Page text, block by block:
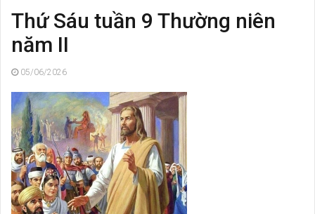
Thứ Sáu tuần 9 Thường niên
năm II
05/06/2026